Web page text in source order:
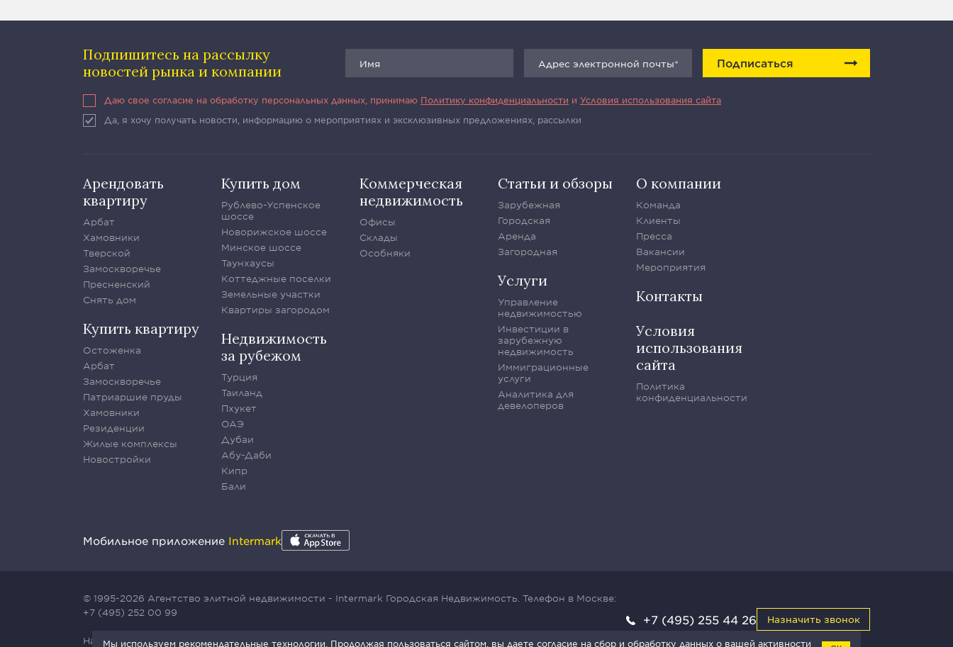
Мы используем рекомендательные технологии. Продолжая пользоваться сайтом, вы даете согласие на сбор и обработку данных о вашей активности
Подпишитесь на рассылку
новостей рынка и компании
Подписаться
Даю свое согласие на обработку персональных данных, принимаю Политику конфиденциальности и Условия использования сайта
Да, я хочу получать новости, информацию о мероприятиях и эксклюзивных предложениях, рассылки
Арендовать
квартиру
Арбат
Хамовники
Тверской
Замоскворечье
Пресненский
Снять дом
Купить квартиру
Остоженка
Арбат
Замоскворечье
Патриаршие пруды
Хамовники
Резиденции
Жилые комплексы
Новостройки
Купить дом
Рублево-Успенское
шоссе
Новорижское шоссе
Минское шоссе
Таунхаусы
Коттеджные поселки
Земельные участки
Квартиры загородом
Недвижимость
за рубежом
Турция
Таиланд
Пхукет
ОАЭ
Дубаи
Абу-Даби
Кипр
Бали
Коммерческая
недвижимость
Офисы
Склады
Особняки
Статьи и обзоры
Зарубежная
Городская
Аренда
Загородная
Услуги
Управление
недвижимостью
Инвестиции в
зарубежную
недвижимость
Иммиграционные
услуги
Аналитика для
девелоперов
О компании
Команда
Клиенты
Пресса
Вакансии
Мероприятия
Контакты
Условия
использования
сайта
Политика
конфиденциальности
Мобильное приложение Intermark
© 1995-2026 Агентство элитной недвижимости - Intermark Городская Недвижимость. Телефон в Москве:
+7 (495) 252 00 99
Наш сайт защищен с помощью сервиса Yandex SmartCaptcha: Условия обработки данных.
+7 (495) 255 44 26 Назначить звонок